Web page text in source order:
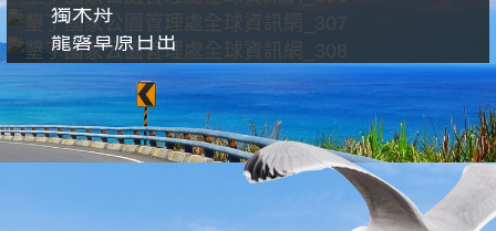
獨木舟
龍磐草原日出